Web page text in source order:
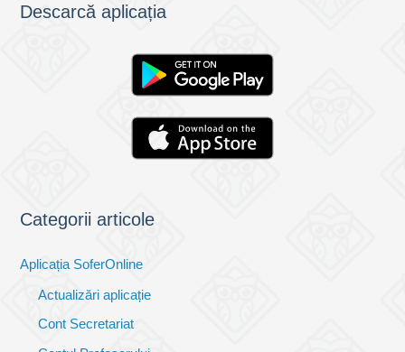
Descarcă aplicația
Categorii articole
Aplicația SoferOnline
Actualizări aplicație
Cont Secretariat